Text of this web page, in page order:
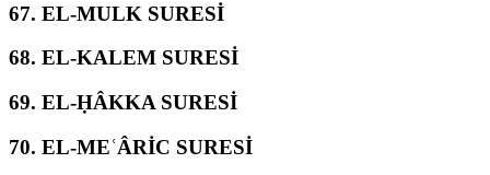
67. EL-MULK SURESİ
68. EL-KALEM SURESİ
69. EL-ḤÂKKA SURESİ
70. EL-MEʿÂRİC SURESİ